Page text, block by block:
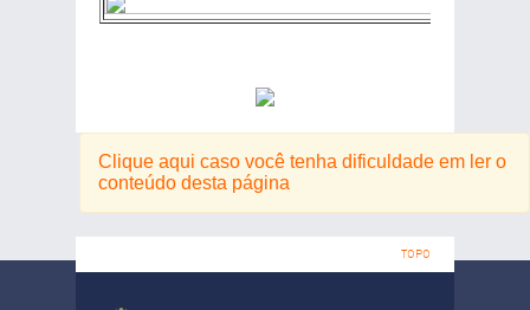
Clique aqui caso você tenha dificuldade em ler o
conteúdo desta página
TOPO